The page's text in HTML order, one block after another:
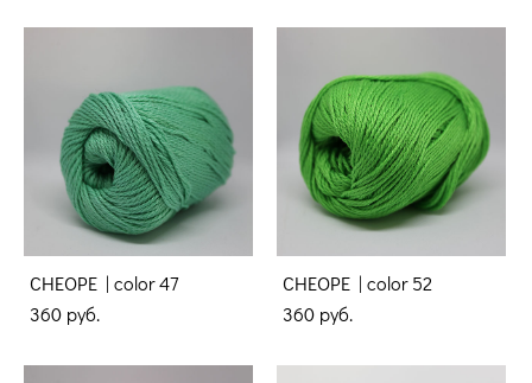
CHEOPE | color 47
360 pуб.
CHEOPE | color 52
360 pуб.